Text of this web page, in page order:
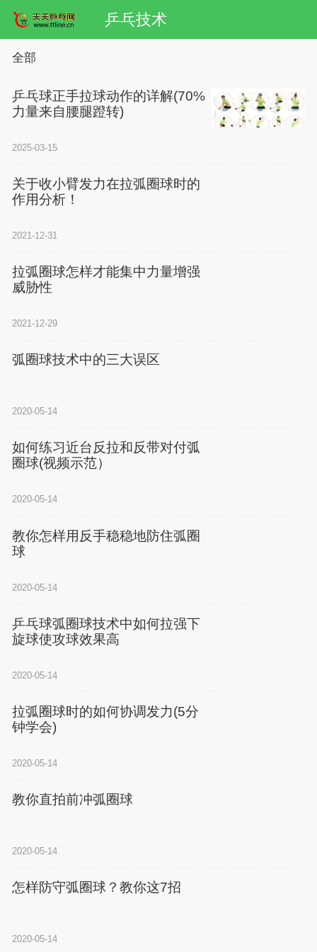
乒乓技术
全部
乒乓球正手拉球动作的详解(70%
力量来自腰腿蹬转)
2025-03-15
关于收小臂发力在拉弧圈球时的
作用分析！
2021-12-31
拉弧圈球怎样才能集中力量增强
威胁性
2021-12-29
弧圈球技术中的三大误区
2020-05-14
如何练习近台反拉和反带对付弧
圈球(视频示范）
2020-05-14
教你怎样用反手稳稳地防住弧圈
球
2020-05-14
乒乓球弧圈球技术中如何拉强下
旋球使攻球效果高
2020-05-14
拉弧圈球时的如何协调发力(5分
钟学会)
2020-05-14
教你直拍前冲弧圈球
2020-05-14
怎样防守弧圈球？教你这7招
2020-05-14